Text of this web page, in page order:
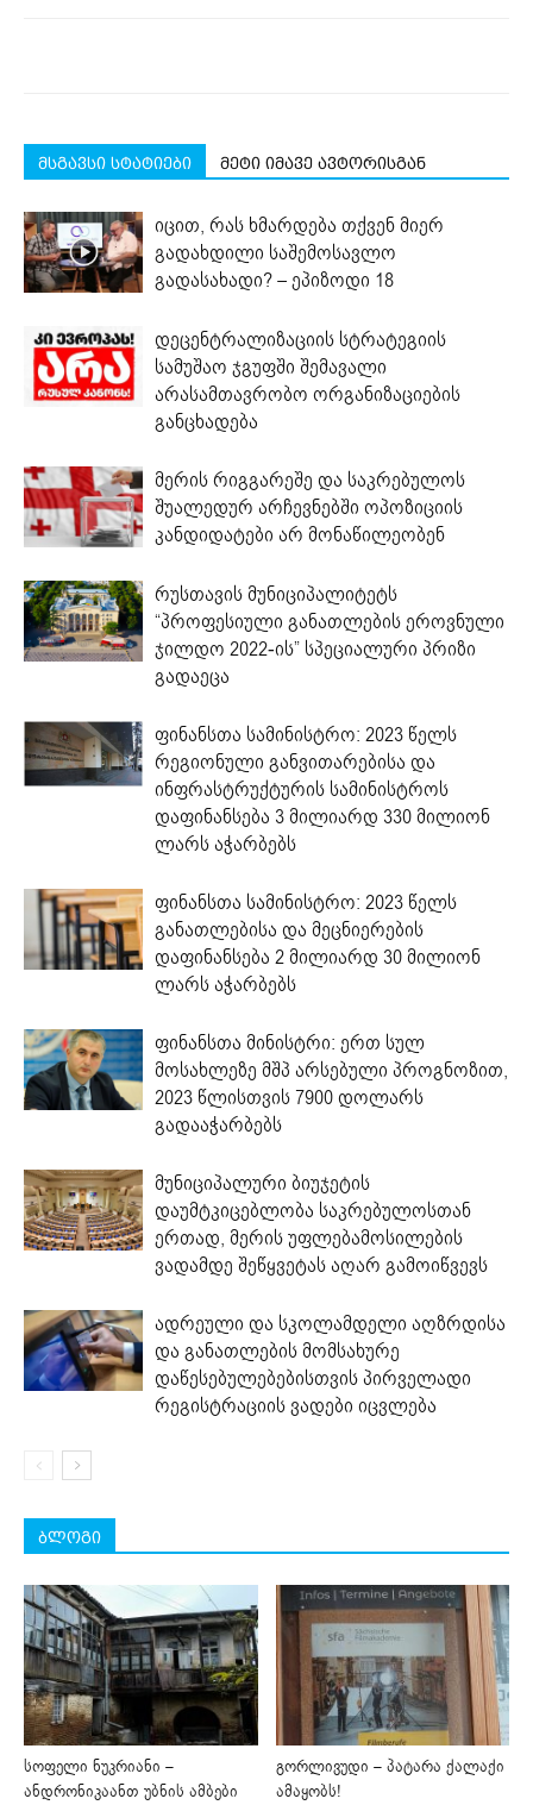
მსგავსი სტატიები მეტი იმავე ავტორისგან
იცით, რას ხმარდება თქვენ მიერ
გადახდილი საშემოსავლო
გადასახადი? – ეპიზოდი 18
დეცენტრალიზაციის სტრატეგიის
სამუშაო ჯგუფში შემავალი
არასამთავრობო ორგანიზაციების
განცხადება
მერის რიგგარეშე და საკრებულოს
შუალედურ არჩევნებში ოპოზიციის
კანდიდატები არ მონაწილეობენ
რუსთავის მუნიციპალიტეტს
“პროფესიული განათლების ეროვნული
ჯილდო 2022-ის” სპეციალური პრიზი
გადაეცა
ფინანსთა სამინისტრო: 2023 წელს
რეგიონული განვითარებისა და
ინფრასტრუქტურის სამინისტროს
დაფინანსება 3 მილიარდ 330 მილიონ
ლარს აჭარბებს
ფინანსთა სამინისტრო: 2023 წელს
განათლებისა და მეცნიერების
დაფინანსება 2 მილიარდ 30 მილიონ
ლარს აჭარბებს
ფინანსთა მინისტრი: ერთ სულ
მოსახლეზე მშპ არსებული პროგნოზით,
2023 წლისთვის 7900 დოლარს
გადააჭარბებს
მუნიციპალური ბიუჯეტის
დაუმტკიცებლობა საკრებულოსთან
ერთად, მერის უფლებამოსილების
ვადამდე შეწყვეტას აღარ გამოიწვევს
ადრეული და სკოლამდელი აღზრდისა
და განათლების მომსახურე
დაწესებულებებისთვის პირველადი
რეგისტრაციის ვადები იცვლება
ბლოგი
სოფელი ნუკრიანი –
ანდრონიკაანთ უბნის ამბები
გორლივუდი – პატარა ქალაქი
ამაყობს!